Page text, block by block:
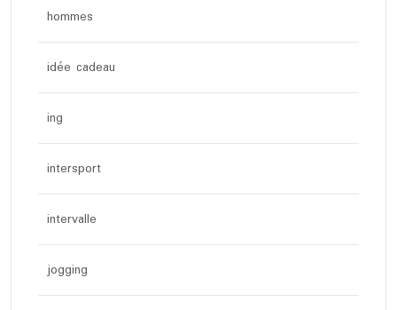
hommes
idée cadeau
ing
intersport
intervalle
jogging